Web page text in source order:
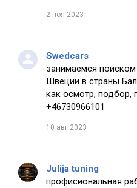
2 ноя 2023
Swedcars
занимаемся
Швеции в страны
как осмотр, подбор,
+46730966101
10 авг 2023
Julija tuning
профисиональная